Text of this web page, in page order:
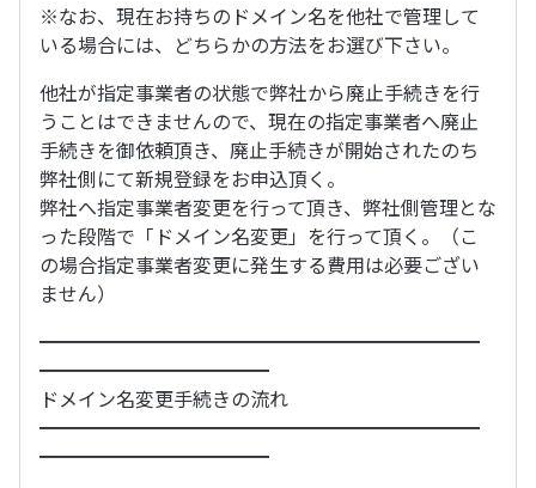
※なお、現在お持ちのドメイン名を他社で管理して
いる場合には、どちらかの方法をお選び下さい。
他社が指定事業者の状態で弊社から廃止手続きを行
うことはできませんので、現在の指定事業者へ廃止
手続きを御依頼頂き、廃止手続きが開始されたのち
弊社側にて新規登録をお申込頂く。
弊社へ指定事業者変更を行って頂き、弊社側管理とな
った段階で「ドメイン名変更」を行って頂く。（こ
の場合指定事業者変更に発生する費用は必要ござい
ません）
━━━━━━━━━━━━━━━━━━━━━━━
━━━━━━━━━━━━
ドメイン名変更手続きの流れ
━━━━━━━━━━━━━━━━━━━━━━━
━━━━━━━━━━━━